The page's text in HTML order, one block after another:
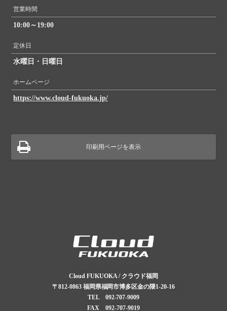
営業時間
10:00～19:00
定休日
水曜日・日曜日
ホームページ
https://www.cloud-fukuoka.jp/
印刷用ページを表示
Cloud FUKUOKA / クラウド福岡
〒812-0863 福岡県福岡市博多区金の隈1-20-16
TEL 092-707-9009
FAX 092-707-9019